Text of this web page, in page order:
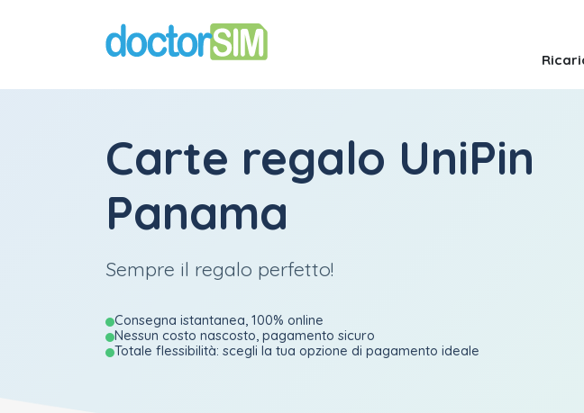
Carte regalo UniPin
Panama
Sempre il regalo perfetto!
Consegna istantanea, 100% online
Nessun costo nascosto, pagamento sicuro
Totale flessibilità: scegli la tua opzione di pagamento ideale